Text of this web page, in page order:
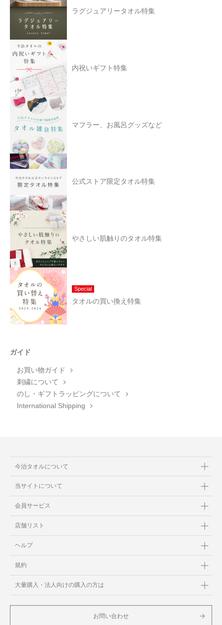
ラグジュアリータオル特集
内祝いギフト特集
マフラー、お風呂グッズなど
公式ストア限定タオル特集
やさしい肌触りのタオル特集
Special
タオルの買い換え特集
ガイド
お買い物ガイド
刺繍について
のし・ギフトラッピングについて
International Shipping
今治タオルについて
当サイトについて
会員サービス
店舗リスト
ヘルプ
規約
大量購入・法人向けの購入の方は
お問い合わせ